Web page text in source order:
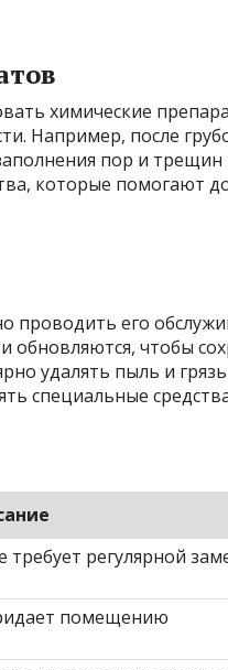
химические
Например, после
пор и трещин
которые помогают
проводить его
обновляются, чтобы
удалять пыль и
специальные
регулярной
помещению